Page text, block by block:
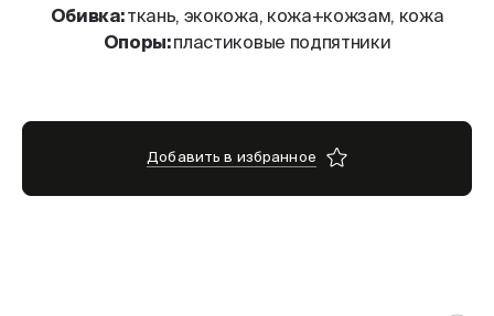
Обивка:ткань, экокожа, кожа+кожзам, кожа
Опоры:пластиковые подпятники
Добавить в избранное